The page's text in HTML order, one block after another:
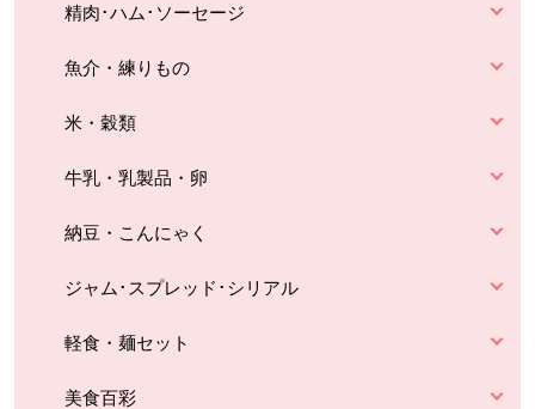
精肉･ハム･ソーセージ
魚介・練りもの
米・穀類
牛乳・乳製品・卵
納豆・こんにゃく
ジャム･スプレッド･シリアル
軽食・麺セット
美食百彩